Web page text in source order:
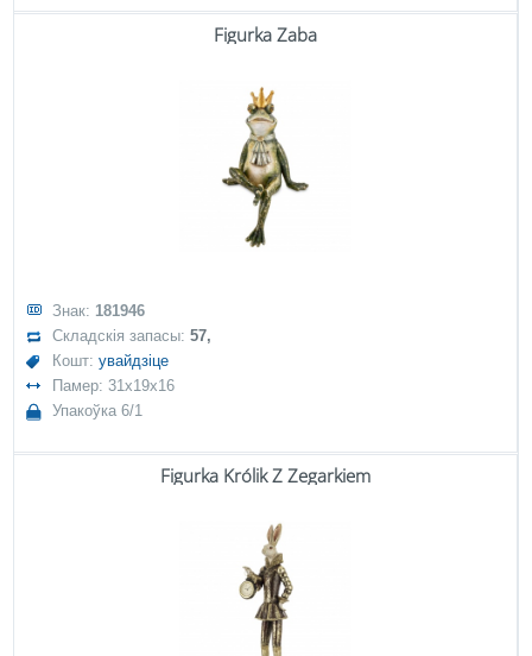
Figurka Żaba
Знак: 181946
Складскія запасы:57,
Кошт:увайдзіце
Памер: 31x19x16
Упакоўка 6/1
Figurka Królik Z Zegarkiem